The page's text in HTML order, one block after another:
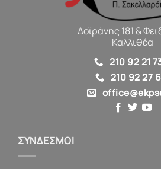
Δοϊράνης 181 &
Καλλιθέα
210 92 21
210 92 27
ΣΥΝΔΕΣΜΟΙ